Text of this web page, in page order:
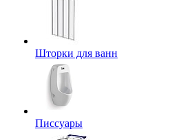
Шторки для ванн
Писсуары